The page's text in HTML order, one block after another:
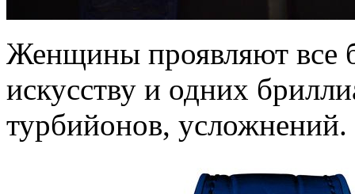
Женщины проявляют все
искусству и одних
турбийонов, усложнений.